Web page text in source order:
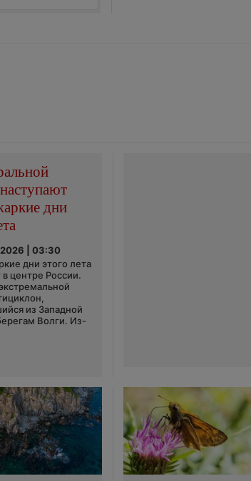
дни
2026 | 03:30
дни этого лета
в центре России.
из Западной
Волги. Из-